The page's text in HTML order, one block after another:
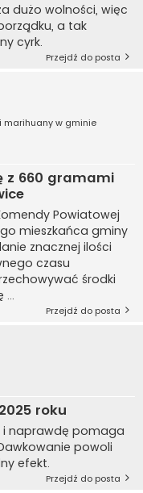
dużo wolności, więc
a tak
cyrk.
Przejdź do posta
marihuany w gminie
z 660 gramami
Powiatowej
mieszkańca gminy
znacznej ilości
czasu
środki
...
Przejdź do posta
roku
i naprawdę pomaga
powoli
efekt.
Przejdź do posta